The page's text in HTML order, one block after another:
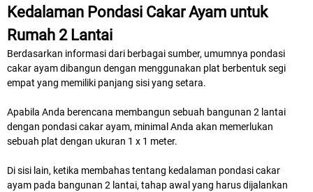
Kedalaman Pondasi Cakar Ayam untuk
Rumah 2 Lantai
Berdasarkan informasi dari berbagai sumber, umumnya pondasi
cakar ayam dibangun dengan menggunakan plat berbentuk segi
empat yang memiliki panjang sisi yang setara.
Apabila Anda berencana membangun sebuah bangunan 2 lantai
dengan pondasi cakar ayam, minimal Anda akan memerlukan
sebuah plat dengan ukuran 1 x 1 meter.
Di sisi lain, ketika membahas tentang kedalaman pondasi cakar
ayam pada bangunan 2 lantai, tahap awal yang harus dijalankan